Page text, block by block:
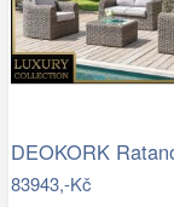
83943,-Kč